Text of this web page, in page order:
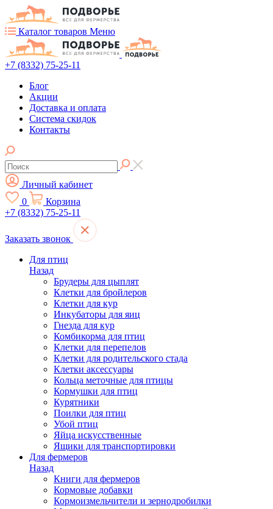
Каталог товаров Меню
+7 (8332) 75-25-11
Блог
Акции
Доставка и оплата
Система скидок
Контакты
Личный кабинет
0
Корзина
+7 (8332) 75-25-11
Заказать звонок
Для птиц
Назад
Брудеры для цыплят
Клетки для бройлеров
Клетки для кур
Инкубаторы для яиц
Гнезда для кур
Комбикорма для птиц
Клетки для перепелов
Клетки для родительского стада
Клетки аксессуары
Кольца меточные для птицы
Кормушки для птиц
Курятники
Поилки для птиц
Убой птиц
Яйца искусственные
Ящики для транспортировки
Для фермеров
Назад
Книги для фермеров
Кормовые добавки
Кормоизмельчители и зернодробилки